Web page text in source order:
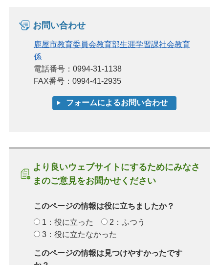
お問い合わせ
鹿屋市教育委員会教育部生涯学習課社会教育
係
電話番号：0994-31-1138
FAX番号：0994-41-2935
より良いウェブサイトにするためにみなさ
まのご意見をお聞かせください
このページの情報は役に立ちましたか？
1：役に立った
2：ふつう
3：役に立たなかった
このページの情報は見つけやすかったです